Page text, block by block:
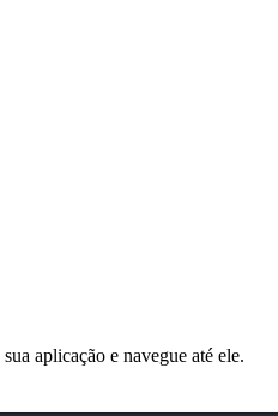
aplicação e navegue até ele.